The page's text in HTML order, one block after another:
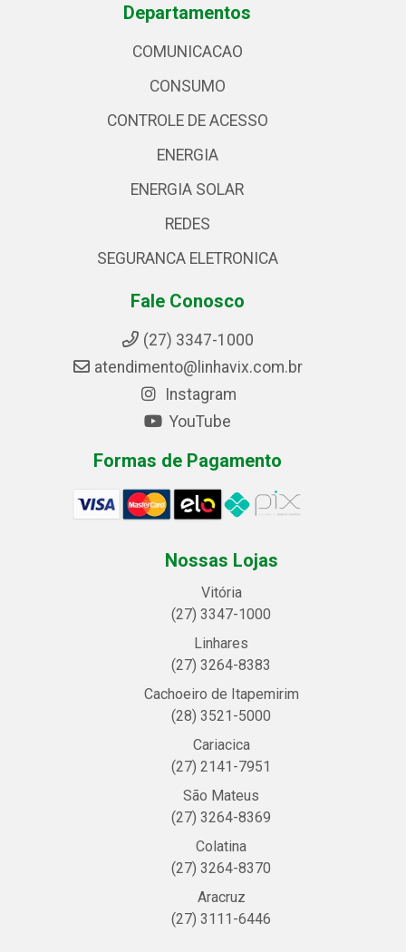
Departamentos
COMUNICACAO
CONSUMO
CONTROLE DE ACESSO
ENERGIA
ENERGIA SOLAR
REDES
SEGURANCA ELETRONICA
Fale Conosco
(27) 3347-1000
atendimento@linhavix.com.br
Instagram
YouTube
Formas de Pagamento
Nossas Lojas
Vitória
(27) 3347-1000
Linhares
(27) 3264-8383
Cachoeiro de Itapemirim
(28) 3521-5000
Cariacica
(27) 2141-7951
São Mateus
(27) 3264-8369
Colatina
(27) 3264-8370
Aracruz
(27) 3111-6446